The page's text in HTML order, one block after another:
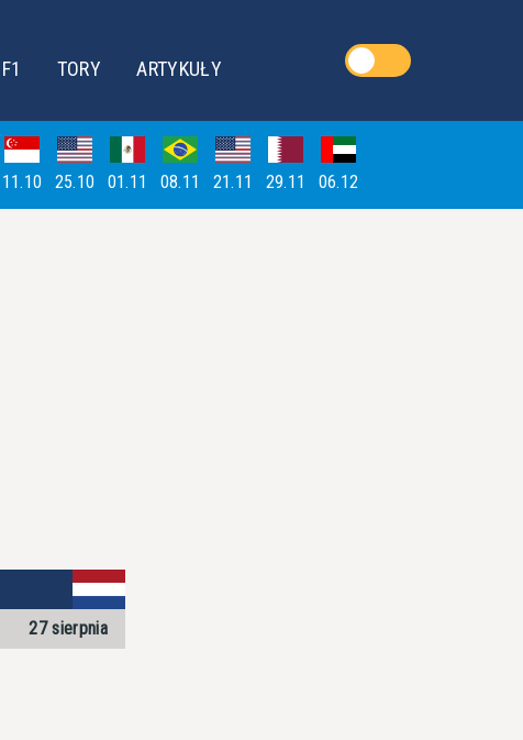
TORY ARTYKUŁY
11.10 25.10 01.11 08.11 21.11 29.11 06.12
27 sierpnia